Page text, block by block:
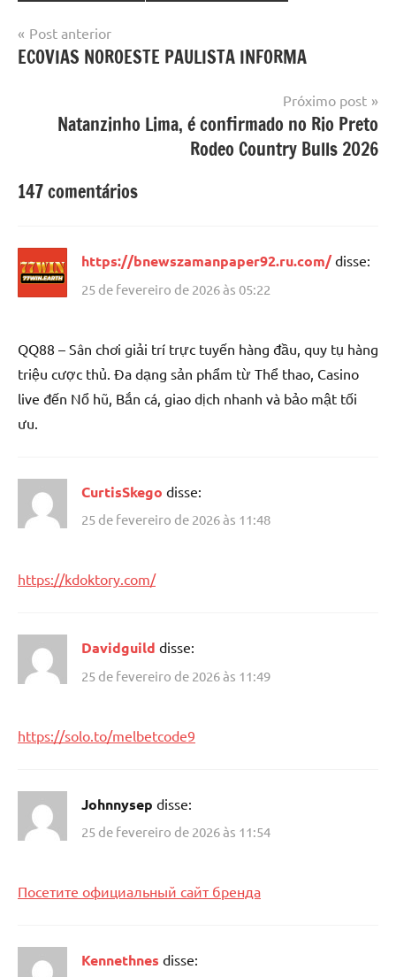
Navegação
de
Post anterior
ECOVIAS NOROESTE PAULISTA INFORMA
Próximo post
Natanzinho Lima, é confirmado no Rio Preto
Rodeo Country Bulls 2026
147 comentários
https://bnewszamanpaper92.ru.com/ disse:
25 de fevereiro de 2026 às 05:22
QQ88 – Sân chơi giải trí trực tuyến hàng đầu, quy tụ hàng
triệu cược thủ. Đa dạng sản phẩm từ Thể thao, Casino
live đến Nổ hũ, Bắn cá, giao dịch nhanh và bảo mật tối
ưu.
CurtisSkego disse:
25 de fevereiro de 2026 às 11:48
https://kdoktory.com/
Davidguild disse:
25 de fevereiro de 2026 às 11:49
https://solo.to/melbetcode9
Johnnysep disse:
25 de fevereiro de 2026 às 11:54
Посетите официальный сайт бренда
Kennethnes disse: